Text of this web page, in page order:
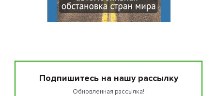
Подпишитесь на нашу рассылку
Обновленная рассылка!